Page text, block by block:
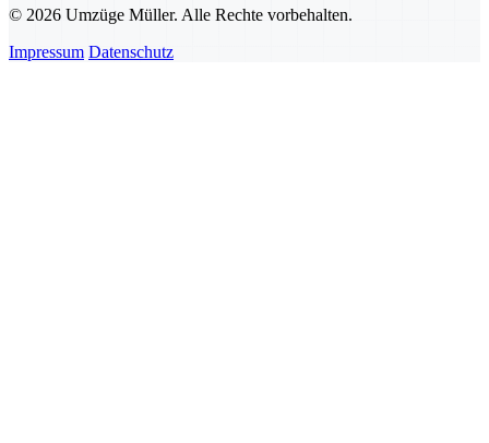
© 2026 Umzüge Müller. Alle Rechte vorbehalten.
Impressum Datenschutz